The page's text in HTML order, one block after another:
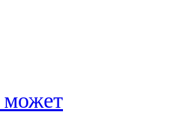
может